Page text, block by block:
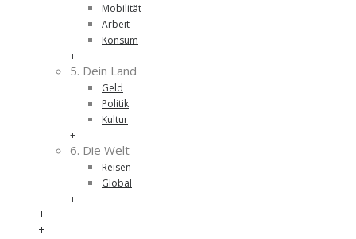
Mobilität
Arbeit
Konsum
+
5. Dein Land
Geld
Politik
Kultur
+
6. Die Welt
Reisen
Global
+
+
+